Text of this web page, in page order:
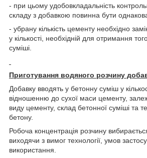
- при цьому удобовкладальність
складу з добавкою повинна бути
- убрану кількість цементу необхідно
у кількості, необхідній для отримання
суміші.
Приготування водяного розчину
Добавку вводять у бетонну суміш у
відношенню до сухої маси цементу,
виду цементу, склад бетонної суміші та
бетону.
Робоча концентрація розчину
виходячи з вимог технології, умов
використання.